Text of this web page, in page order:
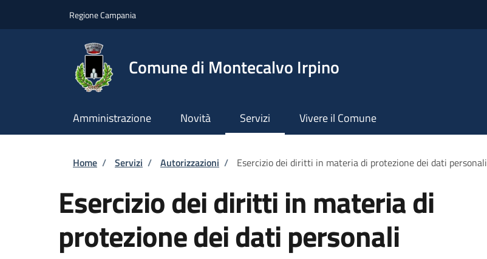
Regione Campania
Comune di Montecalvo Irpino
Amministrazione Novità Servizi Vivere il Comune
Briciole di pane
Home / Servizi / Autorizzazioni / Esercizio dei diritti in materia di protezione dei dati personali
Esercizio dei diritti in materia di
protezione dei dati personali